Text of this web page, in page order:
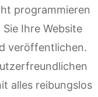
programmieren
Ihre Website
veröffentlichen.
alles reibungslos